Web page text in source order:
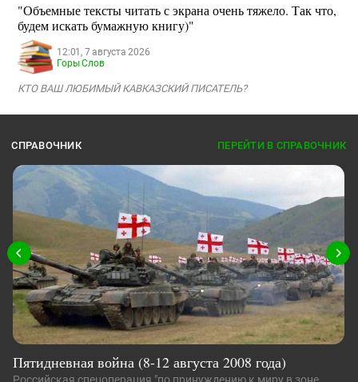
"Объемные тексты читать с экрана очень тяжело. Так что,
будем искать бумажную книгу)"
12:01, 7 августа 2026
Горы Слов
КТО ВАШ ЛЮБИМЫЙ КАВКАЗСКИЙ ПИСАТЕЛЬ?
СПРАВОЧНИК ПЕРЕЙТИ В СПРАВОЧНИК
Пятидневная война (8-12 августа 2008 года)